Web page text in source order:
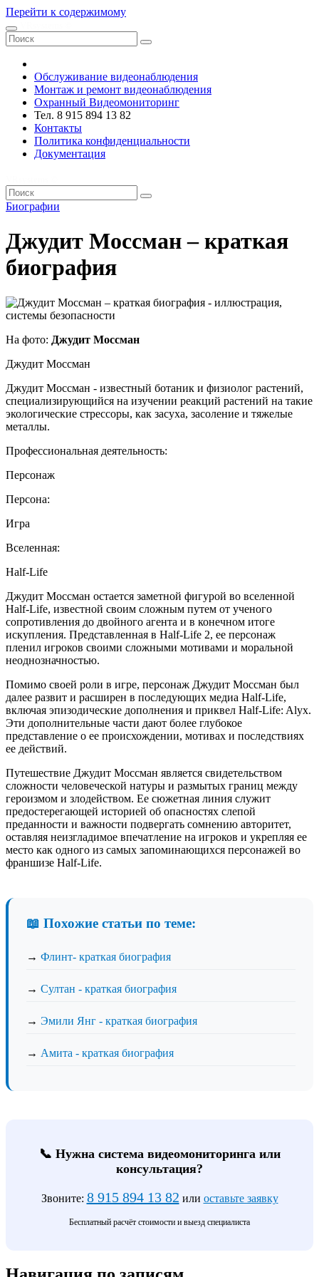
Перейти к содержимому
Обслуживание видеонаблюдения
Монтаж и ремонт видеонаблюдения
Охранный Видеомониторинг
Тел. 8 915 894 13 82
Контакты
Политика конфиденциальности
Документация
Биографии
Джудит Моссман – краткая
биография
На фото: Джудит Моссман
Джудит Моссман
Джудит Моссман - известный ботаник и физиолог растений,
специализирующийся на изучении реакций растений на такие
экологические стрессоры, как засуха, засоление и тяжелые
металлы.
Профессиональная деятельность:
Персонаж
Персона:
Игра
Вселенная:
Half-Life
Джудит Моссман остается заметной фигурой во вселенной
Half-Life, известной своим сложным путем от ученого
сопротивления до двойного агента и в конечном итоге
искупления. Представленная в Half-Life 2, ее персонаж
пленил игроков своими сложными мотивами и моральной
неоднозначностью.
Помимо своей роли в игре, персонаж Джудит Моссман был
далее развит и расширен в последующих медиа Half-Life,
включая эпизодические дополнения и приквел Half-Life: Alyx.
Эти дополнительные части дают более глубокое
представление о ее происхождении, мотивах и последствиях
ее действий.
Путешествие Джудит Моссман является свидетельством
сложности человеческой натуры и размытых границ между
героизмом и злодейством. Ее сюжетная линия служит
предостерегающей историей об опасностях слепой
преданности и важности подвергать сомнению авторитет,
оставляя неизгладимое впечатление на игроков и укрепляя ее
место как одного из самых запоминающихся персонажей во
франшизе Half-Life.
📖 Похожие статьи по теме:
→ Флинт- краткая биография
→ Султан - краткая биография
→ Эмили Янг - краткая биография
→ Амита - краткая биография
📞 Нужна система видеомониторинга или
консультация?
Звоните: 8 915 894 13 82 или оставьте заявку
Бесплатный расчёт стоимости и выезд специалиста